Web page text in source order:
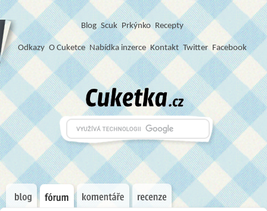
Blog Scuk Prkýnko Recepty
Odkazy O Cuketce Nabídka inzerce Kontakt Twitter Facebook